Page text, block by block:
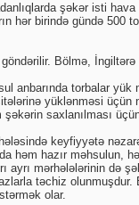
şəkər isti
hər birində gündə 500
Bölmə,
torbalar yük
yüklənməsi
saxlanılması
keyfiyyətə
həm hazır məhsulun,
mərhələlərinin də
təchiz
olar.